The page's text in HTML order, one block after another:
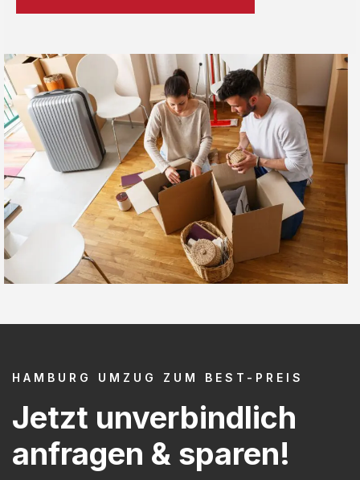
HAMBURG UMZUG ZUM BEST-PREIS
Jetzt unverbindlich
anfragen & sparen!